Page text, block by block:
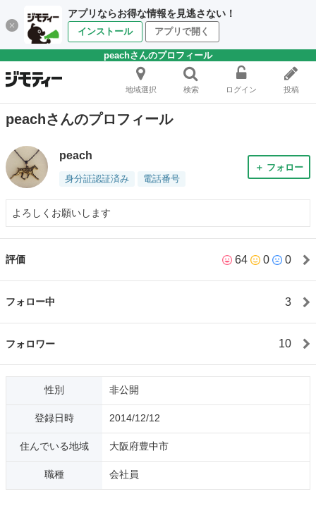
アプリならお得な情報を見逃さない！
インストール アプリで開く
peachさんのプロフィール
地域選択 検索 ログイン 投稿
peachさんのプロフィール
peach
身分証認証済み 電話番号
＋ フォロー
よろしくお願いします
評価 64 0 0
フォロー中 3
フォロワー 10
性別 非公開
登録日時 2014/12/12
住んでいる地域 大阪府豊中市
職種 会社員